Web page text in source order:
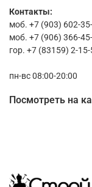
Контакты:
моб. +7 (903) 602-
моб. +7 (906) 366-
гор. +7 (83159) 2-15-
пн-вс 08:00-20:00
Посмотреть на